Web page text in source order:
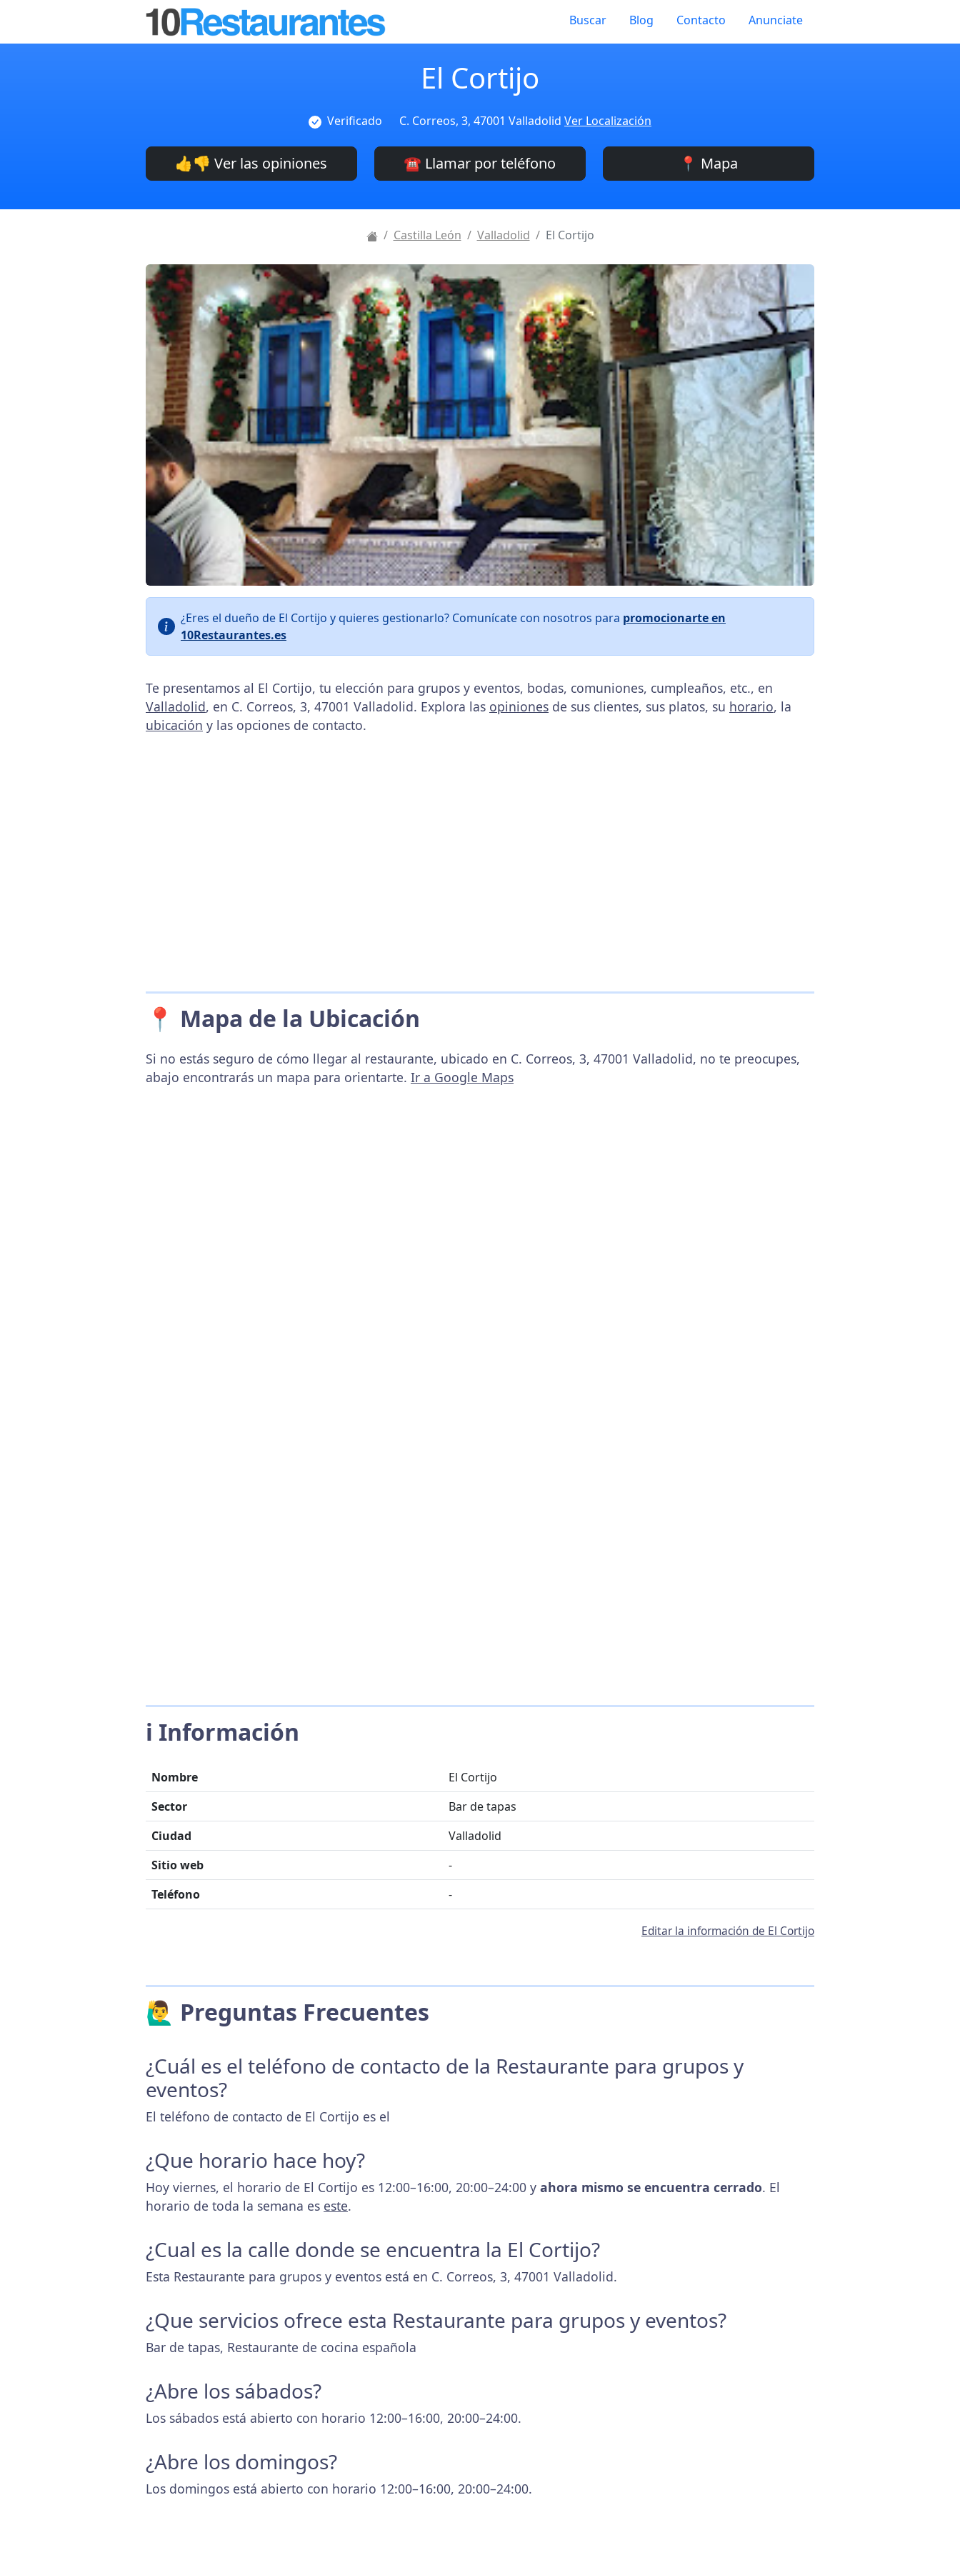
Buscar Blog Contacto Anunciate
El Cortijo
Verificado C. Correos, 3, 47001 Valladolid Ver Localización
👍👎 Ver las opiniones ☎️ Llamar por teléfono 📍 Mapa
Castilla León Valladolid El Cortijo
¿Eres el dueño de El Cortijo y quieres gestionarlo? Comunícate con nosotros para promocionarte en
10Restaurantes.es
Te presentamos al El Cortijo, tu elección para grupos y eventos, bodas, comuniones, cumpleaños, etc., en
Valladolid, en C. Correos, 3, 47001 Valladolid. Explora las opiniones de sus clientes, sus platos, su horario, la
ubicación y las opciones de contacto.
📍 Mapa de la Ubicación
Si no estás seguro de cómo llegar al restaurante, ubicado en C. Correos, 3, 47001 Valladolid, no te preocupes,
abajo encontrarás un mapa para orientarte. Ir a Google Maps
ℹ️ Información
Nombre
El Cortijo
Sector
Bar de tapas
Ciudad
Valladolid
Sitio web
-
Teléfono
-
Editar la información de El Cortijo
🙋‍♂️ Preguntas Frecuentes
¿Cuál es el teléfono de contacto de la Restaurante para grupos y
eventos?
El teléfono de contacto de El Cortijo es el
¿Que horario hace hoy?
Hoy viernes, el horario de El Cortijo es 12:00–16:00, 20:00–24:00 y ahora mismo se encuentra cerrado. El
horario de toda la semana es este.
¿Cual es la calle donde se encuentra la El Cortijo?
Esta Restaurante para grupos y eventos está en C. Correos, 3, 47001 Valladolid.
¿Que servicios ofrece esta Restaurante para grupos y eventos?
Bar de tapas, Restaurante de cocina española
¿Abre los sábados?
Los sábados está abierto con horario 12:00–16:00, 20:00–24:00.
¿Abre los domingos?
Los domingos está abierto con horario 12:00–16:00, 20:00–24:00.